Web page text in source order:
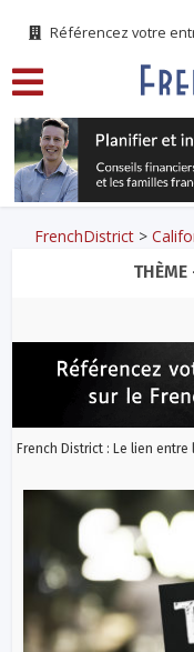
Référencez votre
FrenchDistrict >
THÈME
French District : Le lien